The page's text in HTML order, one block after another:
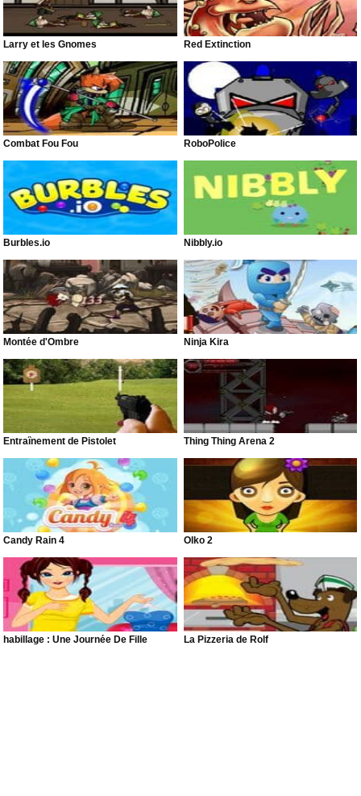
Larry et les Gnomes Red Extinction
Combat Fou Fou RoboPolice
Burbles.io Nibbly.io
Montée d'Ombre Ninja Kira
Entraînement de Pistolet Thing Thing Arena 2
Candy Rain 4 Olko 2
habillage : Une Journée De Fille La Pizzeria de Rolf